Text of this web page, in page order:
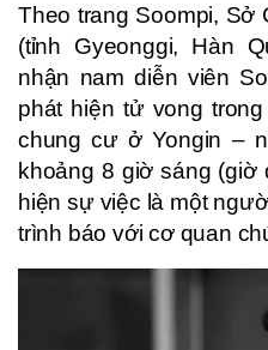
Theo trang Soompi, Sở
(tỉnh Gyeonggi, Hàn
nhận nam diễn viên
phát hiện tử vong
chung cư ở Yongin –
khoảng 8 giờ sáng
hiện sự việc là một
trình báo với cơ quan